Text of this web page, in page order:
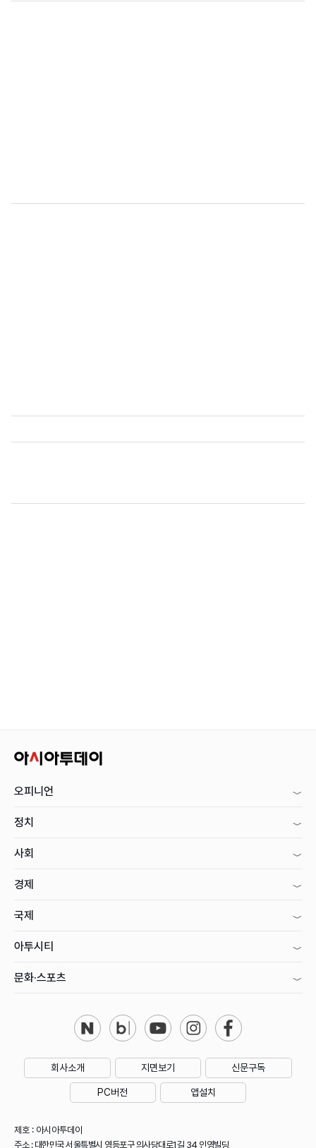
오피니언
정치
사회
경제
국제
아투시티
문화·스포츠
회사소개 지면보기 신문구독
PC버전 앱설치
제호 : 아시아투데이
주소 : 대한민국 서울특별시 영등포구 의사당대로1길 34 인영빌딩